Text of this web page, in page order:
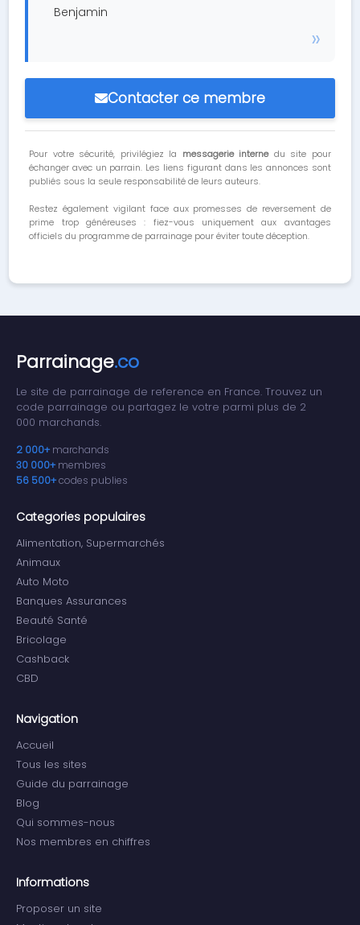
Benjamin
Contacter ce membre
Pour votre sécurité, privilégiez la messagerie internedu site pour
échanger avec un parrain. Les liens figurant dans les annonces sont
publiés sous la seule responsabilité de leurs auteurs.
Restez également vigilant face aux promesses de reversement de
prime trop généreuses : fiez-vous uniquement aux avantages
officiels du programme de parrainage pour éviter toute déception.
Parrainage.co
Le site de parrainage de reference en France. Trouvez un
code parrainage ou partagez le votre parmi plus de 2
000 marchands.
2 000+ marchands
30 000+ membres
56 500+codes publies
Categories populaires
Alimentation, Supermarchés
Animaux
Auto Moto
Banques Assurances
Beauté Santé
Bricolage
Cashback
CBD
Navigation
Accueil
Tous les sites
Guide du parrainage
Blog
Qui sommes-nous
Nos membres en chiffres
Informations
Proposer un site